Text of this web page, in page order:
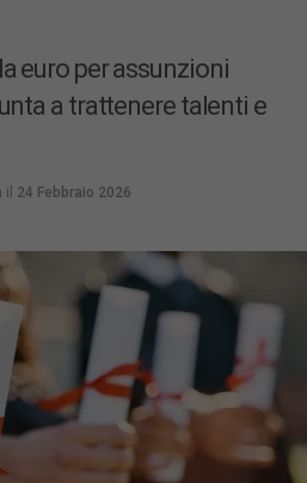
euro per assunzioni
a trattenere talenti e
il 24 Febbraio 2026